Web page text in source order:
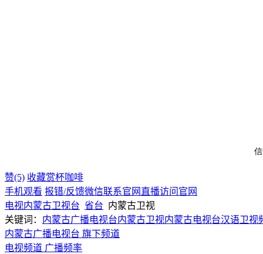
赞(5) 收藏赏杯咖啡
手机观看 报错/反馈微信联系官网直播访问官网
电视内蒙古卫视台 省台 内蒙古卫视
关键词： 内蒙古广播电视台内蒙古卫视内蒙古电视台汉语卫视
内蒙古广播电视台 旗下频道
电视频道 广播频率